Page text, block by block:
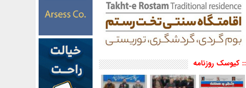
:: کیوسک روزنامه